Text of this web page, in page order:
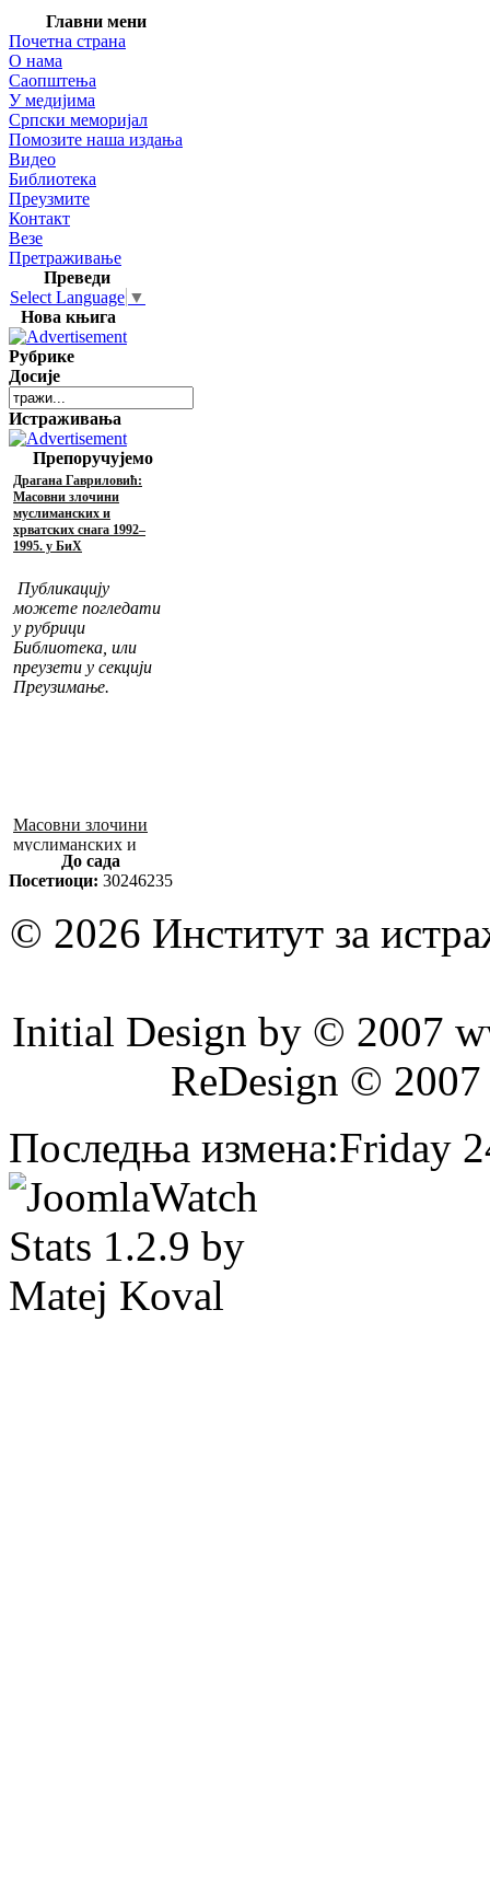
Главни мени
Почетна страна
О нама
Саопштења
У медијима
Српски меморијал
Помозите наша издања
Видео
Библиотека
Преузмите
Контакт
Везе
Претраживање
Преведи
Select Language ▼
Нова књига
Рубрике
Досије
Истраживања
Препоручујемо
Драгана Гавриловић:
Масовни злочини
муслиманских и
хрватских снага 1992–
1995. у БиХ
Публикацију
можете погледати
у рубрици
Библиотека, или
преузети у секцији
Преузимање.
Масовни злочини
муслиманских и
хрватских снага
1992–1995. у БиХ
До сада
Посетиоци: 30246235
© 2026 Институт за
Initial Design by © 2007
ReDesign ©
Последња измена:Friday